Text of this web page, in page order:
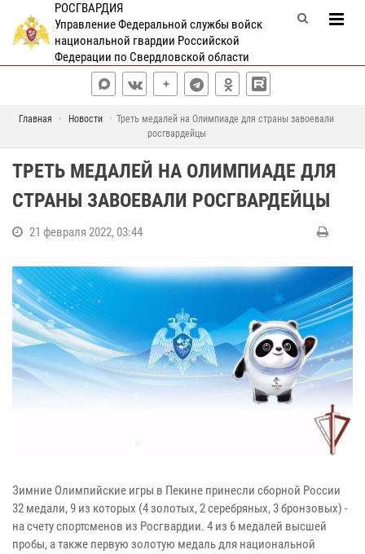
РОСГВАРДИЯ
Управление Федеральной службы войск
национальной гвардии Российской
Федерации по Свердловской области
Главная Новости
Треть медалей на Олимпиаде для страны завоевали
росгвардейцы
ТРЕТЬ МЕДАЛЕЙ НА ОЛИМПИАДЕ ДЛЯ
СТРАНЫ ЗАВОЕВАЛИ РОСГВАРДЕЙЦЫ
21 февраля 2022, 03:44
Зимние Олимпийские игры в Пекине принесли сборной России
32 медали, 9 из которых (4 золотых, 2 серебряных, 3 бронзовых) -
на счету спортсменов из Росгвардии. 4 из 6 медалей высшей
пробы, а также первую золотую медаль для национальной